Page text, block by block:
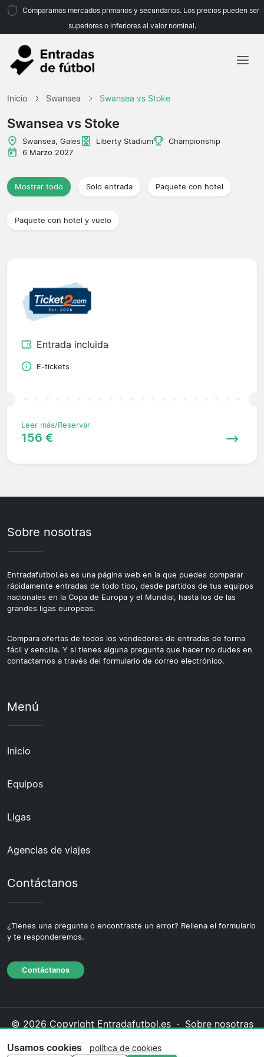
Comparamos mercados primarios y secundarios. Los precios pueden ser
superiores o inferiores al valor nominal.
Inicio Swansea Swansea vs Stoke
Swansea vs Stoke
Swansea, Gales Liberty Stadium
Championship
6 Marzo 2027
Mostrar todo Solo entrada Paquete con hotel
Paquete con hotel y vuelo
Entrada incluida
E-tickets
Leer más/Reservar
156 €
Sobre nosotras
Entradafutbol.es es una página web en la que puedes comparar
rápidamente entradas de todo tipo, desde partidos de tus equipos
nacionales en la Copa de Europa y el Mundial, hasta los de las
grandes ligas europeas.
Compara ofertas de todos los vendedores de entradas de forma
fácil y sencilla. Y si tienes alguna pregunta que hacer no dudes en
contactarnos a través del formulario de correo electrónico.
Menú
Inicio
Equipos
Ligas
Agencias de viajes
Contáctanos
¿Tienes una pregunta o encontraste un error? Rellena el formulario
y te responderemos.
Contáctanos
© 2026 Copyright Entradafutbol.es · Sobre nosotras
cookies·Política editorial
Usamos cookies política de cookies